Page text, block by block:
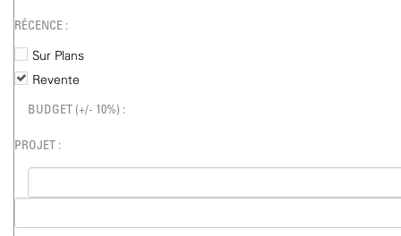
RÉCENCE :
Sur Plans
Revente
BUDGET (+/- 10%) :
PROJET :